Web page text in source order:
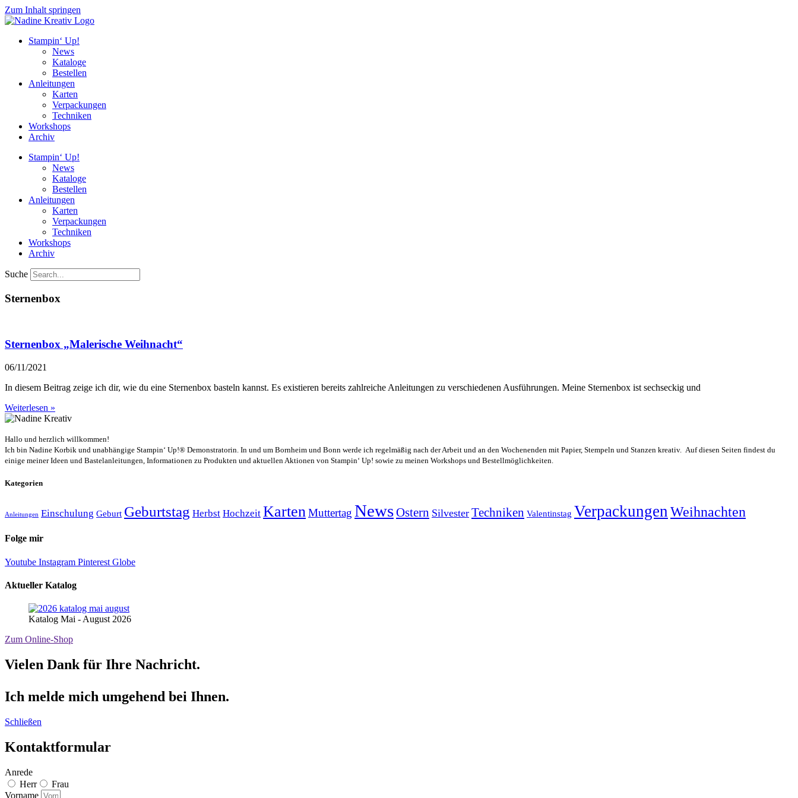
Zum Inhalt springen
Stampin‘ Up!
News
Kataloge
Bestellen
Anleitungen
Karten
Verpackungen
Techniken
Workshops
Archiv
Stampin‘ Up!
News
Kataloge
Bestellen
Anleitungen
Karten
Verpackungen
Techniken
Workshops
Archiv
Suche
Sternenbox
Sternenbox „Malerische Weihnacht“
06/11/2021
In diesem Beitrag zeige ich dir, wie du eine Sternenbox basteln kannst. Es existieren bereits zahlreiche Anleitungen zu verschiedenen Ausführungen. Meine Sternenbox ist sechseckig und
Weiterlesen »
Hallo und herzlich willkommen!
Ich bin Nadine Korbik und unabhängige Stampin‘ Up!® Demonstratorin. In und um Bornheim und Bonn werde ich regelmäßig nach der Arbeit und an den Wochenenden mit Papier, Stempeln und Stanzen kreativ. Auf diesen Seiten findest du
einige meiner Ideen und Bastelanleitungen, Informationen zu Produkten und aktuellen Aktionen von Stampin‘ Up! sowie zu meinen Workshops und Bestellmöglichkeiten.
Kategorien
Anleitungen Einschulung Geburt Geburtstag Herbst Hochzeit KartenMuttertag NewsOstern Silvester Techniken Valentinstag VerpackungenWeihnachten
Folge mir
Youtube Instagram Pinterest Globe
Aktueller Katalog
Katalog Mai - August 2026
Zum Online-Shop
Vielen Dank für Ihre Nachricht.
Ich melde mich umgehend bei Ihnen.
Schließen
Kontaktformular
Anrede
Herr
Frau
Vorname